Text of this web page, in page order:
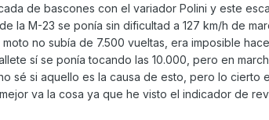
de bascones con el variador Polini y este
la M-23 se ponía sin dificultad a 127 km/h de
no subía de 7.500 vueltas, era imposible
sí se ponía tocando las 10.000, pero en
sé si aquello es la causa de esto, pero lo cierto
va la cosa ya que he visto el indicador de